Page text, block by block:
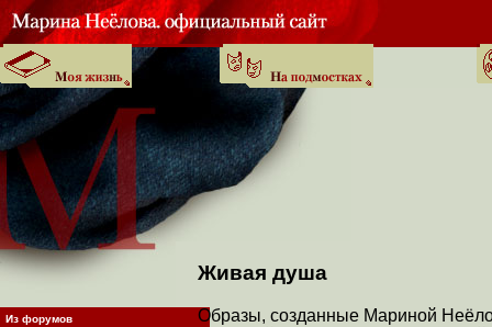
Из форумов
Живая душа
Образы, созданные Мариной